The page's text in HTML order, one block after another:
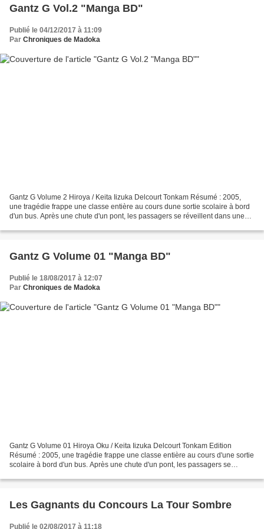
Gantz G Vol.2 "Manga BD"
Publié le 04/12/2017 à 11:09
Par Chroniques de Madoka
Gantz G Volume 2 Hiroya / Keita Iizuka Delcourt Tonkam Résumé : 2005,
une tragédie frappe une classe entière au cours dune sortie scolaire à bord
d'un bus. Après une chute d'un pont, les passagers se réveillent dans une
Gantz G Volume 01 "Manga BD"
Publié le 18/08/2017 à 12:07
Par Chroniques de Madoka
Gantz G Volume 01 Hiroya Oku / Keita Iizuka Delcourt Tonkam Edition
Résumé : 2005, une tragédie frappe une classe entière au cours d'une sortie
scolaire à bord d'un bus. Après une chute d'un pont, les passagers se
Les Gagnants du Concours La Tour Sombre
Publié le 02/08/2017 à 11:18